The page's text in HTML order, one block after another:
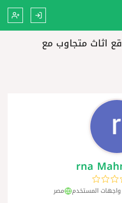
اثاث متجاوب مع
rna
المستخدم مصر